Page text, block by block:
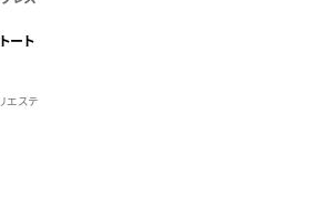
ート
エステ